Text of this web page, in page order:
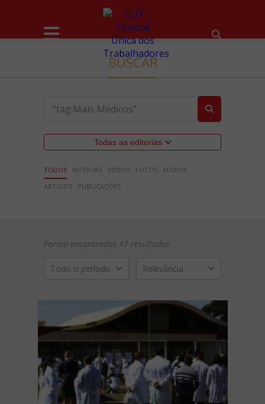
BUSCAR
Todas as editorias
TODOS NOTÍCIAS VÍDEOS FOTOS ÁUDIOS
ARTIGOS
PUBLICAÇÕES
Foram encontrados 47 resultados
Todo o período Relevância